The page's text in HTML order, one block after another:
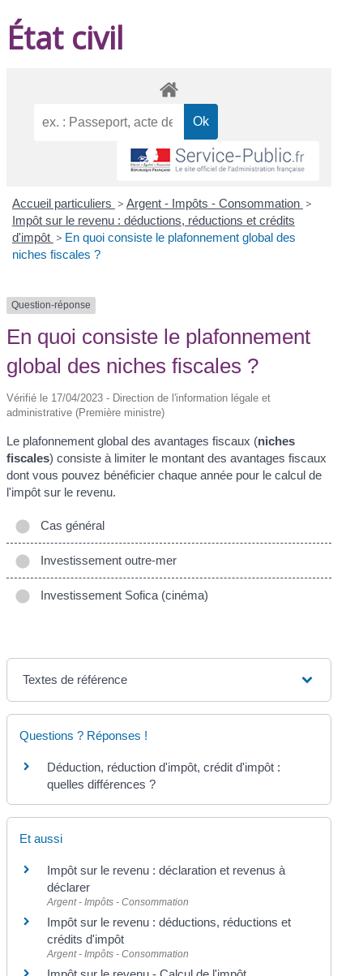
État civil
Accueil particuliers > Argent - Impôts - Consommation >
Impôt sur le revenu : déductions, réductions et crédits
d'impôt > En quoi consiste le plafonnement global des
niches fiscales ?
Question-réponse
En quoi consiste le plafonnement
global des niches fiscales ?
Vérifié le 17/04/2023 - Direction de l'information légale et
administrative (Première ministre)
Le plafonnement global des avantages fiscaux (niches
fiscales) consiste à limiter le montant des avantages fiscaux
dont vous pouvez bénéficier chaque année pour le calcul de
l'impôt sur le revenu.
Cas général
Investissement outre-mer
Investissement Sofica (cinéma)
Textes de référence
Questions ? Réponses !
Déduction, réduction d'impôt, crédit d'impôt :
quelles différences ?
Et aussi
Impôt sur le revenu : déclaration et revenus à
déclarer
Argent - Impôts - Consommation
Impôt sur le revenu : déductions, réductions et
crédits d'impôt
Argent - Impôts - Consommation